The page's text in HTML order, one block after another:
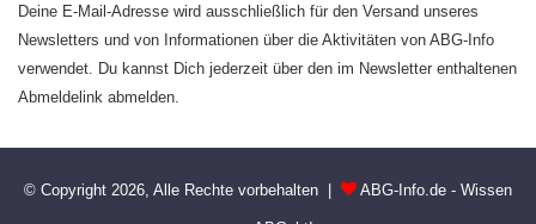
Deine E-Mail-Adresse wird ausschließlich für den Versand unseres
Newsletters und von Informationen über die Aktivitäten von ABG-Info
verwendet. Du kannst Dich jederzeit über den im Newsletter enthaltenen
Abmeldelink abmelden.
© Copyright 2026, Alle Rechte vorbehalten | ABG-Info.de - Wissen